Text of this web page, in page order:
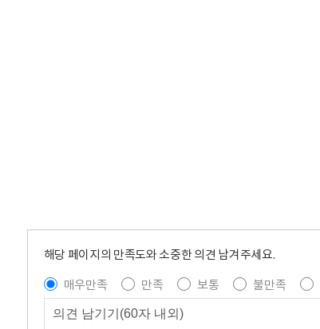
해당 페이지의 만족도와 소중한 의견 남겨주세요.
매우만족
만족 보통 불만족